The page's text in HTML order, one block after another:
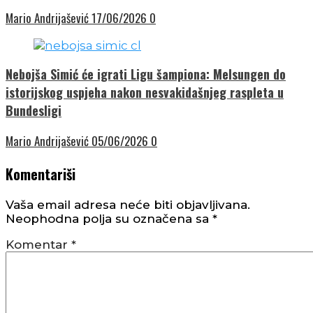
Mario Andrijašević17/06/2026 0
Nebojša Simić će igrati Ligu šampiona: Melsungen do
istorijskog uspjeha nakon nesvakidašnjeg raspleta u
Bundesligi
Mario Andrijašević 05/06/2026 0
Komentariši
Vaša email adresa neće biti objavljivana.
Neophodna polja su označena sa *
Komentar *